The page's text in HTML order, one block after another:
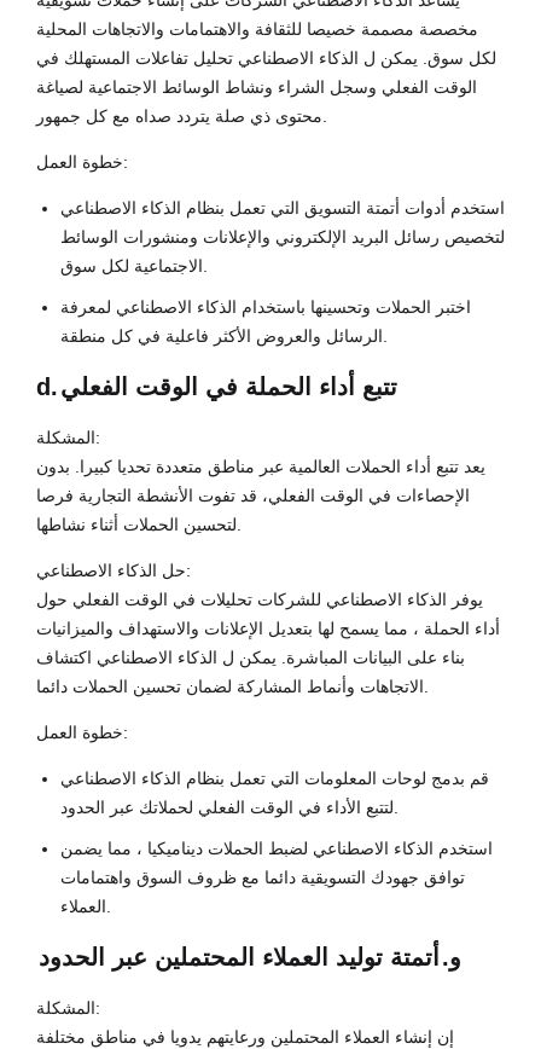
مخصصة مصممة خصيصا للثقافة والاهتمامات والاتجاهات المحلية
لكل سوق. يمكن ل الذكاء الاصطناعي تحليل تفاعلات المستهلك في
الوقت الفعلي وسجل الشراء ونشاط الوسائط الاجتماعية لصياغة
خطوة العمل:
استخدم أدوات أتمتة التسويق التي تعمل بنظام الذكاء الاصطناعي
لتخصيص رسائل البريد الإلكتروني والإعلانات ومنشورات الوسائط
اختبر الحملات وتحسينها باستخدام الذكاء الاصطناعي لمعرفة
d.تتبع أداء الحملة في الوقت الفعلي
المشكلة:
يعد تتبع أداء الحملات العالمية عبر مناطق متعددة تحديا كبيرا. بدون
الإحصاءات في الوقت الفعلي، قد تفوت الأنشطة التجارية فرصا
حل الذكاء الاصطناعي:
يوفر الذكاء الاصطناعي للشركات تحليلات في الوقت الفعلي حول
أداء الحملة ، مما يسمح لها بتعديل الإعلانات والاستهداف والميزانيات
بناء على البيانات المباشرة. يمكن ل الذكاء الاصطناعي اكتشاف
خطوة العمل:
قم بدمج لوحات المعلومات التي تعمل بنظام الذكاء الاصطناعي
استخدم الذكاء الاصطناعي لضبط الحملات ديناميكيا ، مما يضمن
توافق جهودك التسويقية دائما مع ظروف السوق واهتمامات
و. أتمتة توليد العملاء المحتملين عبر الحدود
المشكلة:
إن إنشاء العملاء المحتملين ورعايتهم يدويا في مناطق مختلفة